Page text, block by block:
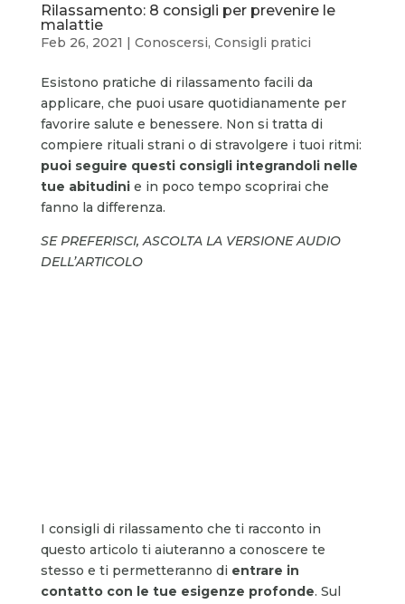
Rilassamento: 8 consigli per prevenire le
malattie
Feb 26, 2021 | Conoscersi, Consigli pratici
Esistono pratiche di rilassamento facili da
applicare, che puoi usare quotidianamente per
favorire salute e benessere. Non si tratta di
compiere rituali strani o di stravolgere i tuoi ritmi:
puoi seguire questi consigli integrandoli nelle
tue abitudini e in poco tempo scoprirai che
fanno la differenza.
SE PREFERISCI, ASCOLTA LA VERSIONE AUDIO
DELL’ARTICOLO
I consigli di rilassamento che ti racconto in
questo articolo ti aiuteranno a conoscere te
stesso e ti permetteranno di entrare in
contatto con le tue esigenze profonde. Sul